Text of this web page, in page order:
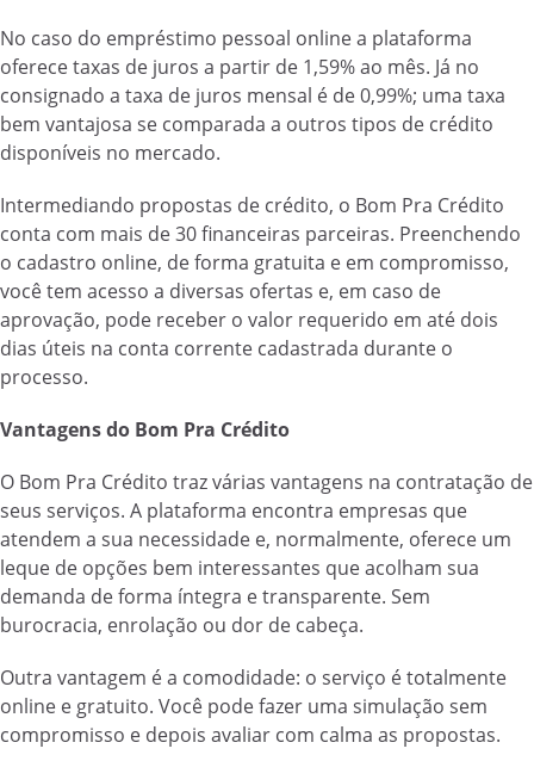
No caso do empréstimo pessoal online a plataforma
oferece taxas de juros a partir de 1,59% ao mês. Já no
consignado a taxa de juros mensal é de 0,99%; uma taxa
bem vantajosa se comparada a outros tipos de crédito
disponíveis no mercado.
Intermediando propostas de crédito, o Bom Pra Crédito
conta com mais de 30 financeiras parceiras. Preenchendo
o cadastro online, de forma gratuita e em compromisso,
você tem acesso a diversas ofertas e, em caso de
aprovação, pode receber o valor requerido em até dois
dias úteis na conta corrente cadastrada durante o
processo.
Vantagens do Bom Pra Crédito
O Bom Pra Crédito traz várias vantagens na contratação de
seus serviços. A plataforma encontra empresas que
atendem a sua necessidade e, normalmente, oferece um
leque de opções bem interessantes que acolham sua
demanda de forma íntegra e transparente. Sem
burocracia, enrolação ou dor de cabeça.
Outra vantagem é a comodidade: o serviço é totalmente
online e gratuito. Você pode fazer uma simulação sem
compromisso e depois avaliar com calma as propostas.